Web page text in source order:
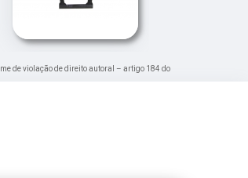
de violação de direito autoral – artigo 184 do